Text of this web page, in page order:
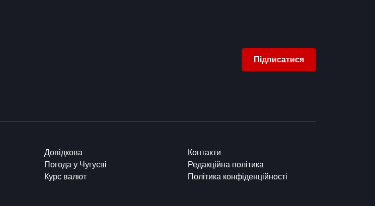
Підписатися
Довідкова
Погода у Чугуєві
Курс валют
Контакти
Редакційна політика
Політика конфіденційності